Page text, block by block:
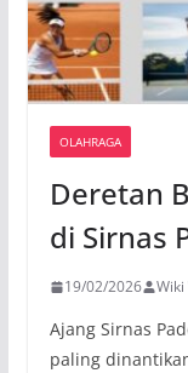
OLAHRAGA
Deretan
di Sirnas
19/02/2026
Ajang Sirnas
paling